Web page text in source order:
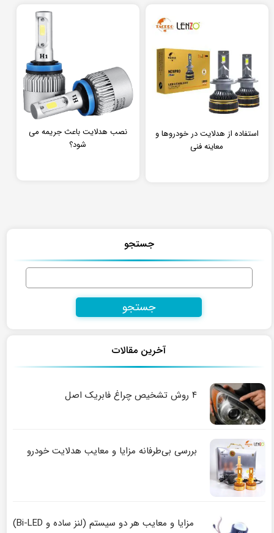
استفاده از هدلایت در خودروها و
معاینه فنی
نصب هدلایت باعث جریمه می
شود؟
جستجو
جستجو
آخرین مقالات
۴ روش تشخیص چراغ فابریک اصل
بررسی بی‌طرفانه مزایا و معایب هدلایت خودرو
مزایا و معایب هر دو سیستم (لنز ساده و Bi-LED)